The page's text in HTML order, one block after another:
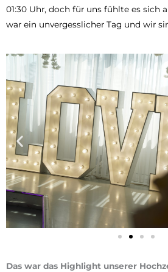
01:30 Uhr, doch für uns fühlte es sich
war ein unvergesslicher Tag und wir
Das war das Highlight unserer